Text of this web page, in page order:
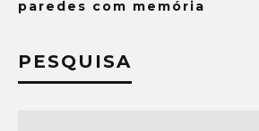
paredes com memória
PESQUISA